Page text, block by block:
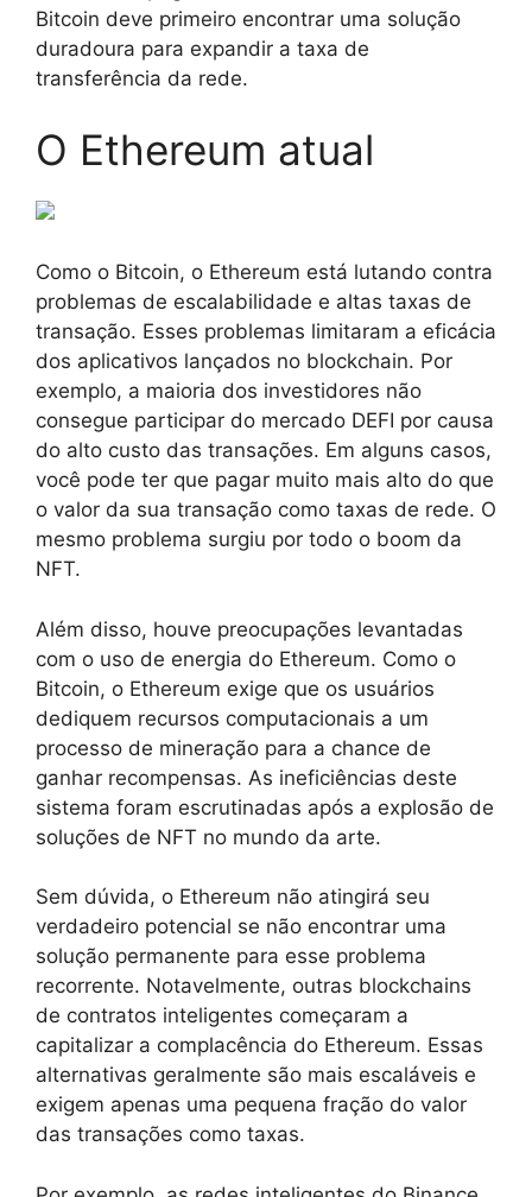
Bitcoin deve primeiro encontrar uma solução
duradoura para expandir a taxa de
transferência da rede.
O Ethereum atual
Como o Bitcoin, o Ethereum está lutando contra
problemas de escalabilidade e altas taxas de
transação. Esses problemas limitaram a eficácia
dos aplicativos lançados no blockchain. Por
exemplo, a maioria dos investidores não
consegue participar do mercado DEFI por causa
do alto custo das transações. Em alguns casos,
você pode ter que pagar muito mais alto do que
o valor da sua transação como taxas de rede. O
mesmo problema surgiu por todo o boom da
NFT.
Além disso, houve preocupações levantadas
com o uso de energia do Ethereum. Como o
Bitcoin, o Ethereum exige que os usuários
dediquem recursos computacionais a um
processo de mineração para a chance de
ganhar recompensas. As ineficiências deste
sistema foram escrutinadas após a explosão de
soluções de NFT no mundo da arte.
Sem dúvida, o Ethereum não atingirá seu
verdadeiro potencial se não encontrar uma
solução permanente para esse problema
recorrente. Notavelmente, outras blockchains
de contratos inteligentes começaram a
capitalizar a complacência do Ethereum. Essas
alternativas geralmente são mais escaláveis e
exigem apenas uma pequena fração do valor
das transações como taxas.